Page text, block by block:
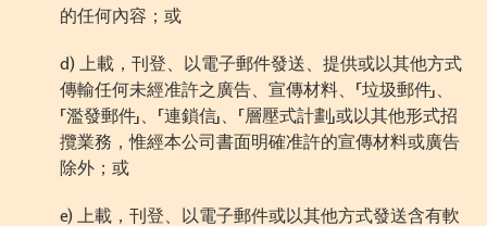
的任何內容；或
d)
上載，刊登、以電子郵件發送、提供或以其他方式
傳輸任何未經准許之廣告、宣傳材料、「垃圾郵件」、
「濫發郵件」、「連鎖信」、「層壓式計劃」或以其他形式招
攬業務，惟經本公司書面明確准許的宣傳材料或廣告
除外；或
e)
上載，刊登、以電子郵件或以其他方式發送含有軟